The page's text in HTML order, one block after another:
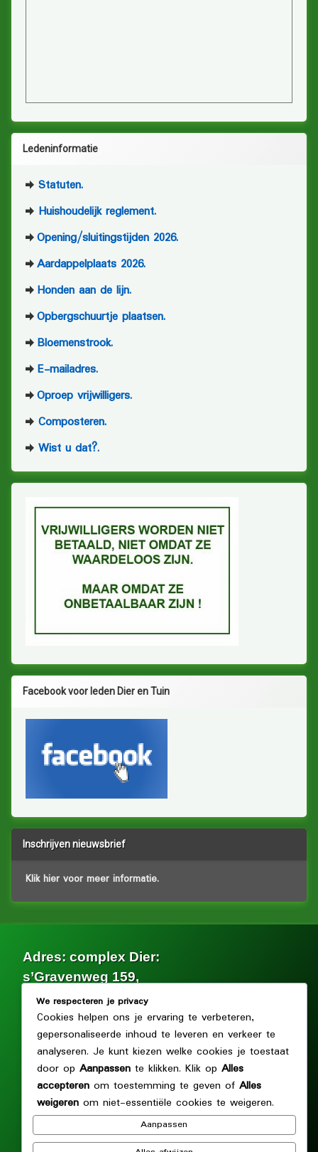
Ledeninformatie
Statuten.
Huishoudelijk reglement.
Opening/sluitingstijden 2026.
Aardappelplaats 2026.
Honden aan de lijn.
Opbergschuurtje plaatsen.
Bloemenstrook.
E-mailadres.
Oproep vrijwilligers.
Composteren.
Wist u dat?.
Facebook voor leden Dier en Tuin
Inschrijven nieuwsbrief
Klik hier voor meer informatie.
Adres: complex Dier:
s’Gravenweg 159,
2902 LG Capelle aan den IJssel.
Facebook
© Volkstuin en kleinvee vereniging Dier en Tuin. Alle rechten
voorbehouden.
Archief
Archief
We respecteren je privacy
Cookies helpen ons je ervaring te verbeteren,
gepersonaliseerde inhoud te leveren en verkeer te
analyseren. Je kunt kiezen welke cookies je toestaat
door op Aanpassente klikken. Klik op Alles
accepterenom toestemming te geven of Alles
weigerenom niet-essentiële cookies te weigeren.
Aanpassen